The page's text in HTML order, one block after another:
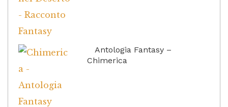
Antologia Fantasy –
Chimerica